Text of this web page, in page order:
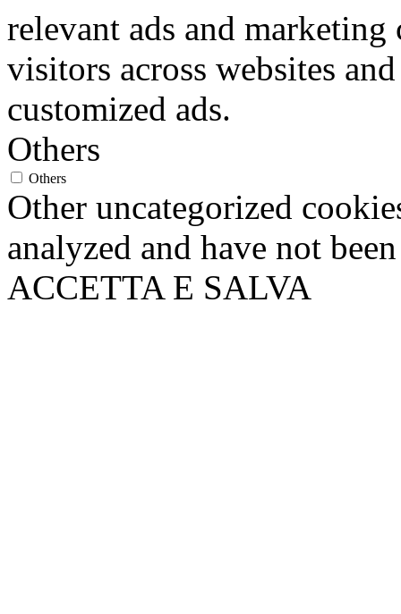
relevant ads and marketing
visitors across websites
customized ads.
Others
Others
Other uncategorized
analyzed and have not
ACCETTA E SALVA